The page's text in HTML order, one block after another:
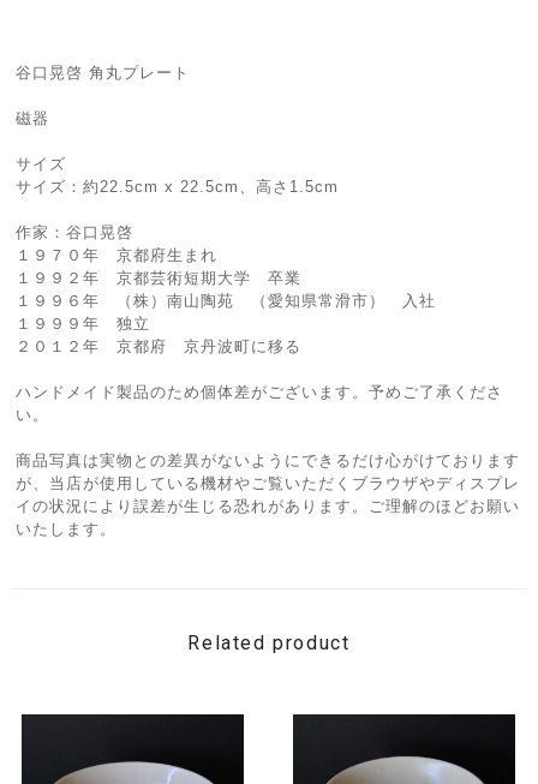
谷口晃啓 角丸プレート
磁器
サイズ
サイズ：約22.5cm x 22.5cm、高さ1.5cm
作家：谷口晃啓
１９７０年 京都府生まれ
１９９２年 京都芸術短期大学 卒業
１９９６年 （株）南山陶苑 （愛知県常滑市） 入社
１９９９年 独立
２０１２年 京都府 京丹波町に移る
ハンドメイド製品のため個体差がございます。予めご了承くださ
い。
商品写真は実物との差異がないようにできるだけ心がけております
が、当店が使用している機材やご覧いただくブラウザやディスプレ
イの状況により誤差が生じる恐れがあります。ご理解のほどお願い
いたします。
Related product